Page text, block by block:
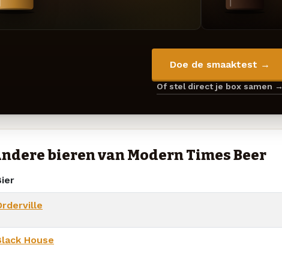
Doe de smaaktest →
Of stel direct je box samen →
bieren van Modern Times Beer
House